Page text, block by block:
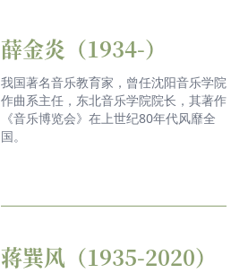
薛金炎（1934-）
我国著名音乐教育家，曾任沈阳音乐学院
作曲系主任，东北音乐学院院长，其著作
《音乐博览会》在上世纪80年代风靡全
国。
蒋巽风（1935-2020）